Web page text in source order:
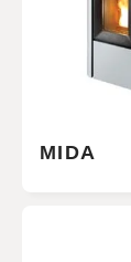
MIDA